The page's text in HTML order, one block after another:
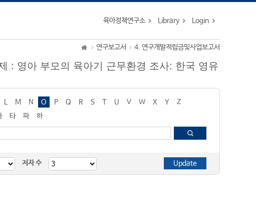
육아정책연구소 Library Login
연구보고서 4. 연구개발적립금및사업보고서
: 영아 부모의 육아기 근무환경 조사: 한국 영유
M N O P Q R S T U V W X Y
Z
타 파
하
저자 수